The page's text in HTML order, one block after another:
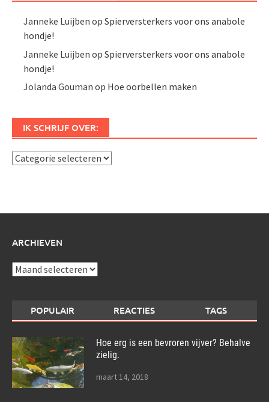
Janneke Luijben opSpierversterkers voor ons anabole
hondje!
Janneke Luijben opSpierversterkers voor ons anabole
hondje!
Jolanda Gouman op Hoe oorbellen maken
IK SCHRIJF OVER:
Ik
ARCHIEVEN
Archieven
POPULAIR REACTIES TAGS
Hoe erg is een bevroren vijver? Behalve
zielig.
maart 14, 2018